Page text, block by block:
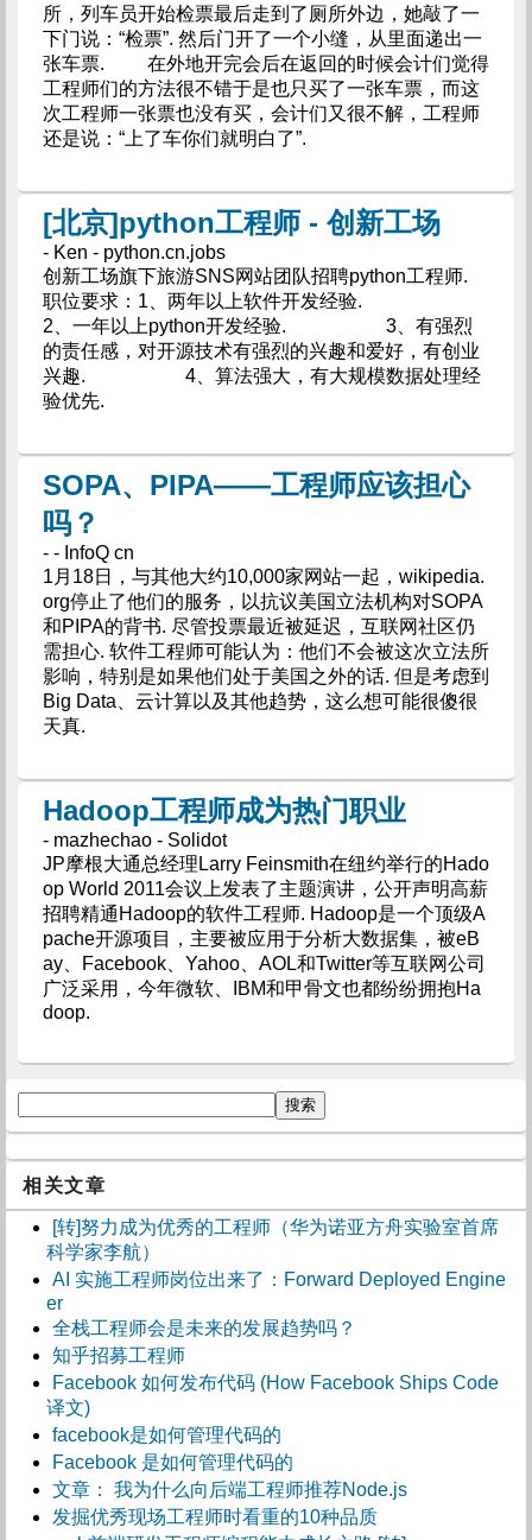
所，列车员开始检票最后走到了厕所外边，她敲了一
下门说：“检票”. 然后门开了一个小缝，从里面递出一
张车票. 在外地开完会后在返回的时候会计们觉得
工程师们的方法很不错于是也只买了一张车票，而这
次工程师一张票也没有买，会计们又很不解，工程师
还是说：“上了车你们就明白了”.
[北京]python工程师 - 创新工场
- Ken - python.cn.jobs
创新工场旗下旅游SNS网站团队招聘python工程师.
职位要求：1、两年以上软件开发经验.
2、一年以上python开发经验. 3、有强烈
的责任感，对开源技术有强烈的兴趣和爱好，有创业
兴趣. 4、算法强大，有大规模数据处理经
验优先.
SOPA、PIPA——工程师应该担心
吗？
- - InfoQ cn
1月18日，与其他大约10,000家网站一起，wikipedia.
org停止了他们的服务，以抗议美国立法机构对SOPA
和PIPA的背书. 尽管投票最近被延迟，互联网社区仍
需担心. 软件工程师可能认为：他们不会被这次立法所
影响，特别是如果他们处于美国之外的话. 但是考虑到
Big Data、云计算以及其他趋势，这么想可能很傻很
天真.
Hadoop工程师成为热门职业
- mazhechao - Solidot
JP摩根大通总经理Larry Feinsmith在纽约举行的Hado
op World 2011会议上发表了主题演讲，公开声明高薪
招聘精通Hadoop的软件工程师. Hadoop是一个顶级A
pache开源项目，主要被应用于分析大数据集，被eB
ay、Facebook、Yahoo、AOL和Twitter等互联网公司
广泛采用，今年微软、IBM和甲骨文也都纷纷拥抱Ha
doop.
相关文章
[转]努力成为优秀的工程师（华为诺亚方舟实验室首席
科学家李航）
AI 实施工程师岗位出来了：Forward Deployed Engine
er
全栈工程师会是未来的发展趋势吗？
知乎招募工程师
Facebook 如何发布代码 (How Facebook Ships Code
译文)
facebook是如何管理代码的
Facebook 是如何管理代码的
文章： 我为什么向后端工程师推荐Node.js
发掘优秀现场工程师时看重的10种品质